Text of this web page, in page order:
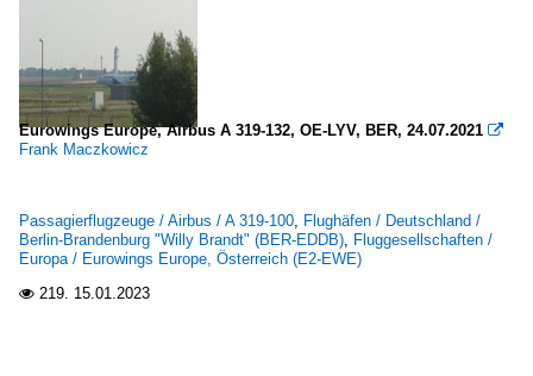
Eurowings Europe, Airbus A 319-132, OE-LYV, BER, 24.07.2021 
Frank Maczkowicz
Passagierflugzeuge / Airbus / A 319-100, Flughäfen / Deutschland /
Berlin-Brandenburg "Willy Brandt" (BER-EDDB), Fluggesellschaften /
Europa / Eurowings Europe, Österreich (E2-EWE)
 219. 15.01.2023